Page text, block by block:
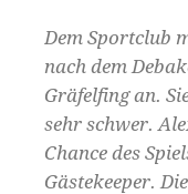
Dem Sportclub
nach dem
Gräfelfing an.
sehr schwer.
Chance des
Gästekeeper.